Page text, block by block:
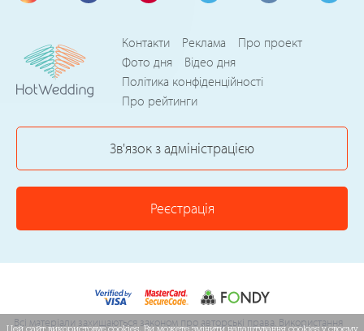
Контакти Реклама
Про проект
Фото дня
Відео дня
Політика конфіденційності
Про рейтинги
Зв'язок з адміністрацією
Реєстрація
Всі матеріали захищаються законом про авторські права. Використання
Цей сайт використовує cookies. Ви можете змінити налаштування cookies у своєму